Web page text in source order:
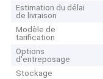
Estimation du délai
de livraison
Modèle de
tarification
Options
d'entreposage
Stockage